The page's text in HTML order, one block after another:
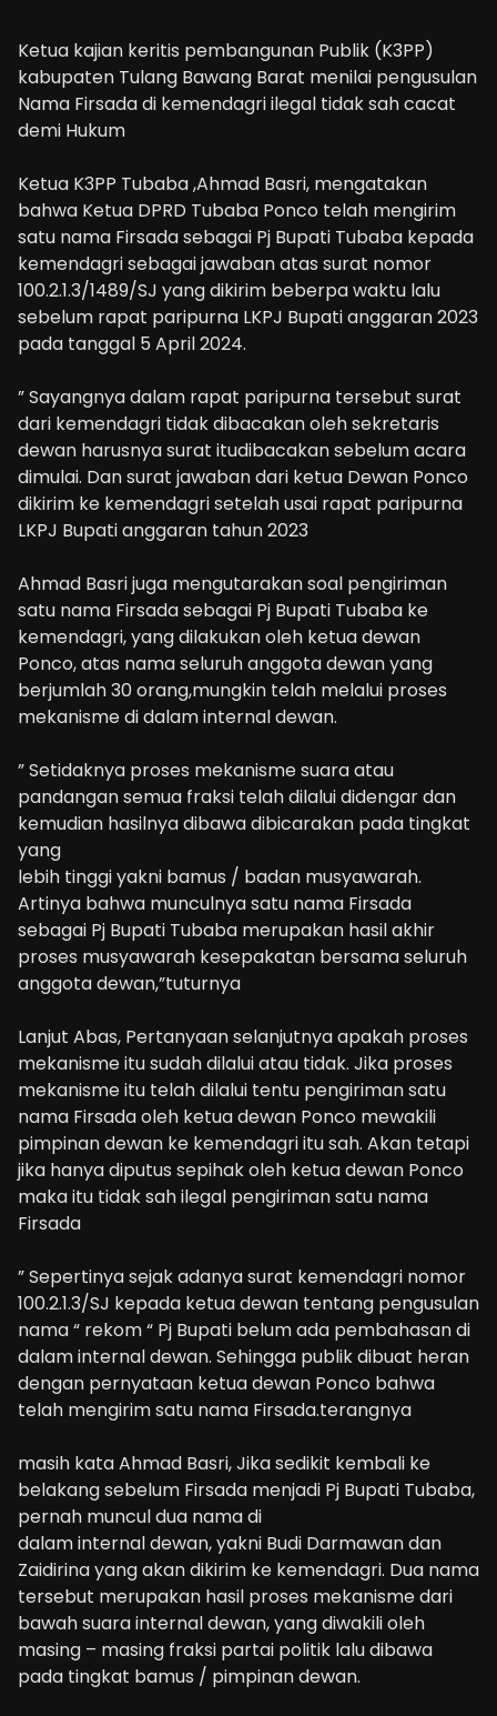
Ketua kajian keritis pembangunan Publik (K3PP)
kabupaten Tulang Bawang Barat menilai pengusulan
Nama Firsada di kemendagri ilegal tidak sah cacat
demi Hukum
Ketua K3PP Tubaba ,Ahmad Basri, mengatakan
bahwa Ketua DPRD Tubaba Ponco telah mengirim
satu nama Firsada sebagai Pj Bupati Tubaba kepada
kemendagri sebagai jawaban atas surat nomor
100.2.1.3/1489/SJ yang dikirim beberpa waktu lalu
sebelum rapat paripurna LKPJ Bupati anggaran 2023
pada tanggal 5 April 2024.
” Sayangnya dalam rapat paripurna tersebut surat
dari kemendagri tidak dibacakan oleh sekretaris
dewan harusnya surat itudibacakan sebelum acara
dimulai. Dan surat jawaban dari ketua Dewan Ponco
dikirim ke kemendagri setelah usai rapat paripurna
LKPJ Bupati anggaran tahun 2023
Ahmad Basri juga mengutarakan soal pengiriman
satu nama Firsada sebagai Pj Bupati Tubaba ke
kemendagri, yang dilakukan oleh ketua dewan
Ponco, atas nama seluruh anggota dewan yang
berjumlah 30 orang,mungkin telah melalui proses
mekanisme di dalam internal dewan.
” Setidaknya proses mekanisme suara atau
pandangan semua fraksi telah dilalui didengar dan
kemudian hasilnya dibawa dibicarakan pada tingkat
yang
lebih tinggi yakni bamus / badan musyawarah.
Artinya bahwa munculnya satu nama Firsada
sebagai Pj Bupati Tubaba merupakan hasil akhir
proses musyawarah kesepakatan bersama seluruh
anggota dewan,”tuturnya
Lanjut Abas, Pertanyaan selanjutnya apakah proses
mekanisme itu sudah dilalui atau tidak. Jika proses
mekanisme itu telah dilalui tentu pengiriman satu
nama Firsada oleh ketua dewan Ponco mewakili
pimpinan dewan ke kemendagri itu sah. Akan tetapi
jika hanya diputus sepihak oleh ketua dewan Ponco
maka itu tidak sah ilegal pengiriman satu nama
Firsada
” Sepertinya sejak adanya surat kemendagri nomor
100.2.1.3/SJ kepada ketua dewan tentang pengusulan
nama “ rekom “ Pj Bupati belum ada pembahasan di
dalam internal dewan. Sehingga publik dibuat heran
dengan pernyataan ketua dewan Ponco bahwa
telah mengirim satu nama Firsada.terangnya
masih kata Ahmad Basri, Jika sedikit kembali ke
belakang sebelum Firsada menjadi Pj Bupati Tubaba,
pernah muncul dua nama di
dalam internal dewan, yakni Budi Darmawan dan
Zaidirina yang akan dikirim ke kemendagri. Dua nama
tersebut merupakan hasil proses mekanisme dari
bawah suara internal dewan, yang diwakili oleh
masing – masing fraksi partai politik lalu dibawa
pada tingkat bamus / pimpinan dewan.